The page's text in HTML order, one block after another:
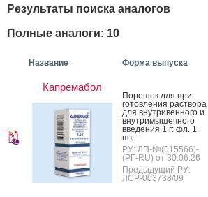
Результаты поиска аналогов
Полные аналоги: 10
Название Форма выпуска
Капремабол
По­рошок для при­
готов­ле­ния рас­тво­ра
для внут­ри­вен­но­го и
внут­ри­мышеч­но­го
вве­дения 1 г: фл. 1
шт.
РУ: ЛП-№(015566)-
(РГ-RU) от 30.06.26
Предыдущий РУ:
ЛСР-003738/09